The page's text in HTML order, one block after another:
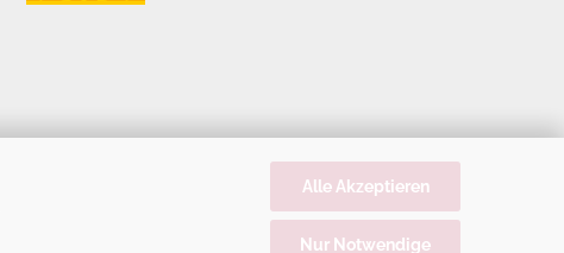
Alle Akzeptieren
Nur Notwendige